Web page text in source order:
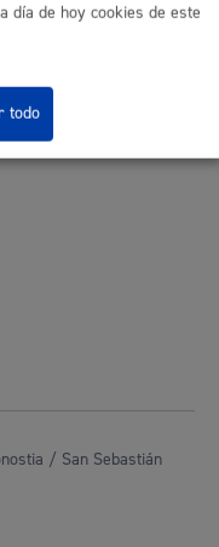
/ San Sebastián
día de hoy cookies de este
todo